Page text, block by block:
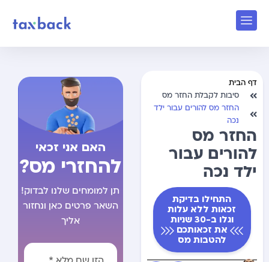
דף הבית
סיבות לקבלת החזר מס
החזר מס להורים עבור ילד
נכה
החזר מס
להורים עבור
ילד נכה
התחילו בדיקת
זכאות ללא עלות
וגלו ב-30 שניות
את זכאותכם
להטבות מס
האם אני זכאי
להחזרי מס?
תן למומחים שלנו לבדוק!
השאר פרטים כאן ונחזור
אליך